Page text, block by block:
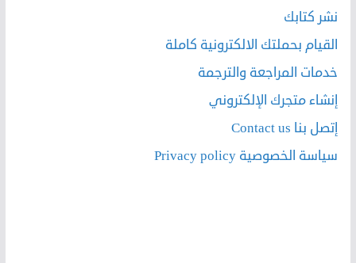
نشر كتابك
القيام بحملتك الالكترونية كاملة
خدمات المراجعة والترجمة
إنشاء متجرك الإلكتروني
إتصل بنا Contact us
سياسة الخصوصية Privacy policy